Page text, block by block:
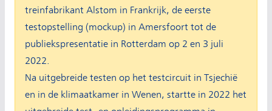
treinfabrikant Alstom in Frankrijk, de eerste
testopstelling (mockup) in Amersfoort tot de
publiekspresentatie in Rotterdam op 2 en 3 juli
2022.
Na uitgebreide testen op het testcircuit in Tsjechië
en in de klimaatkamer in Wenen, startte in 2022 het